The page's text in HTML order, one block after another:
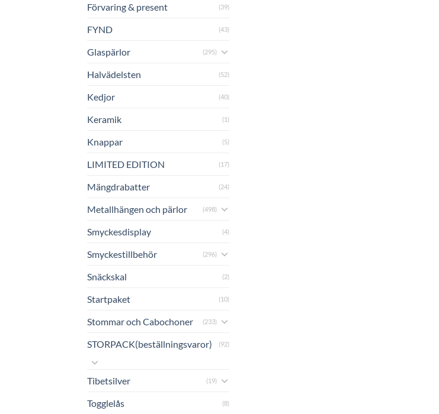
Förvaring & present (39)
FYND (43)
Glaspärlor (295)
Halvädelsten (52)
Kedjor (40)
Keramik (1)
Knappar (5)
LIMITED EDITION (17)
Mängdrabatter (24)
Metallhängen och pärlor (498)
Smyckesdisplay (4)
Smyckestillbehör (296)
Snäckskal (2)
Startpaket (10)
Stommar och Cabochoner (233)
STORPACK(beställningsvaror) (92)
Tibetsilver (19)
Togglelås (8)